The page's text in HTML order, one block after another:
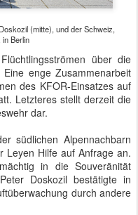
(mitte), und der Schweiz,
Berlin
über die
enge Zusammenarbeit
des KFOR-Einsatzes auf
Letzteres stellt derzeit die
dar.
südlichen Alpennachbarn
Leyen Hilfe auf Anfrage an.
in die Souveränität
Doskozil bestätigte in
durch andere